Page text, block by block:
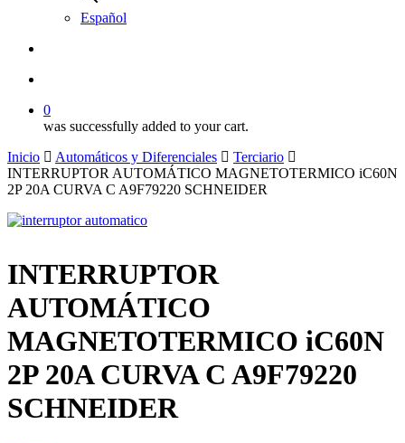
Español
0
was successfully added to your cart.
Inicio
Automáticos y Diferenciales
Terciario
INTERRUPTOR AUTOMÁTICO MAGNETOTERMICO iC60N
2P 20A CURVA C A9F79220 SCHNEIDER
INTERRUPTOR
AUTOMÁTICO
MAGNETOTERMICO iC60N
2P 20A CURVA C A9F79220
SCHNEIDER